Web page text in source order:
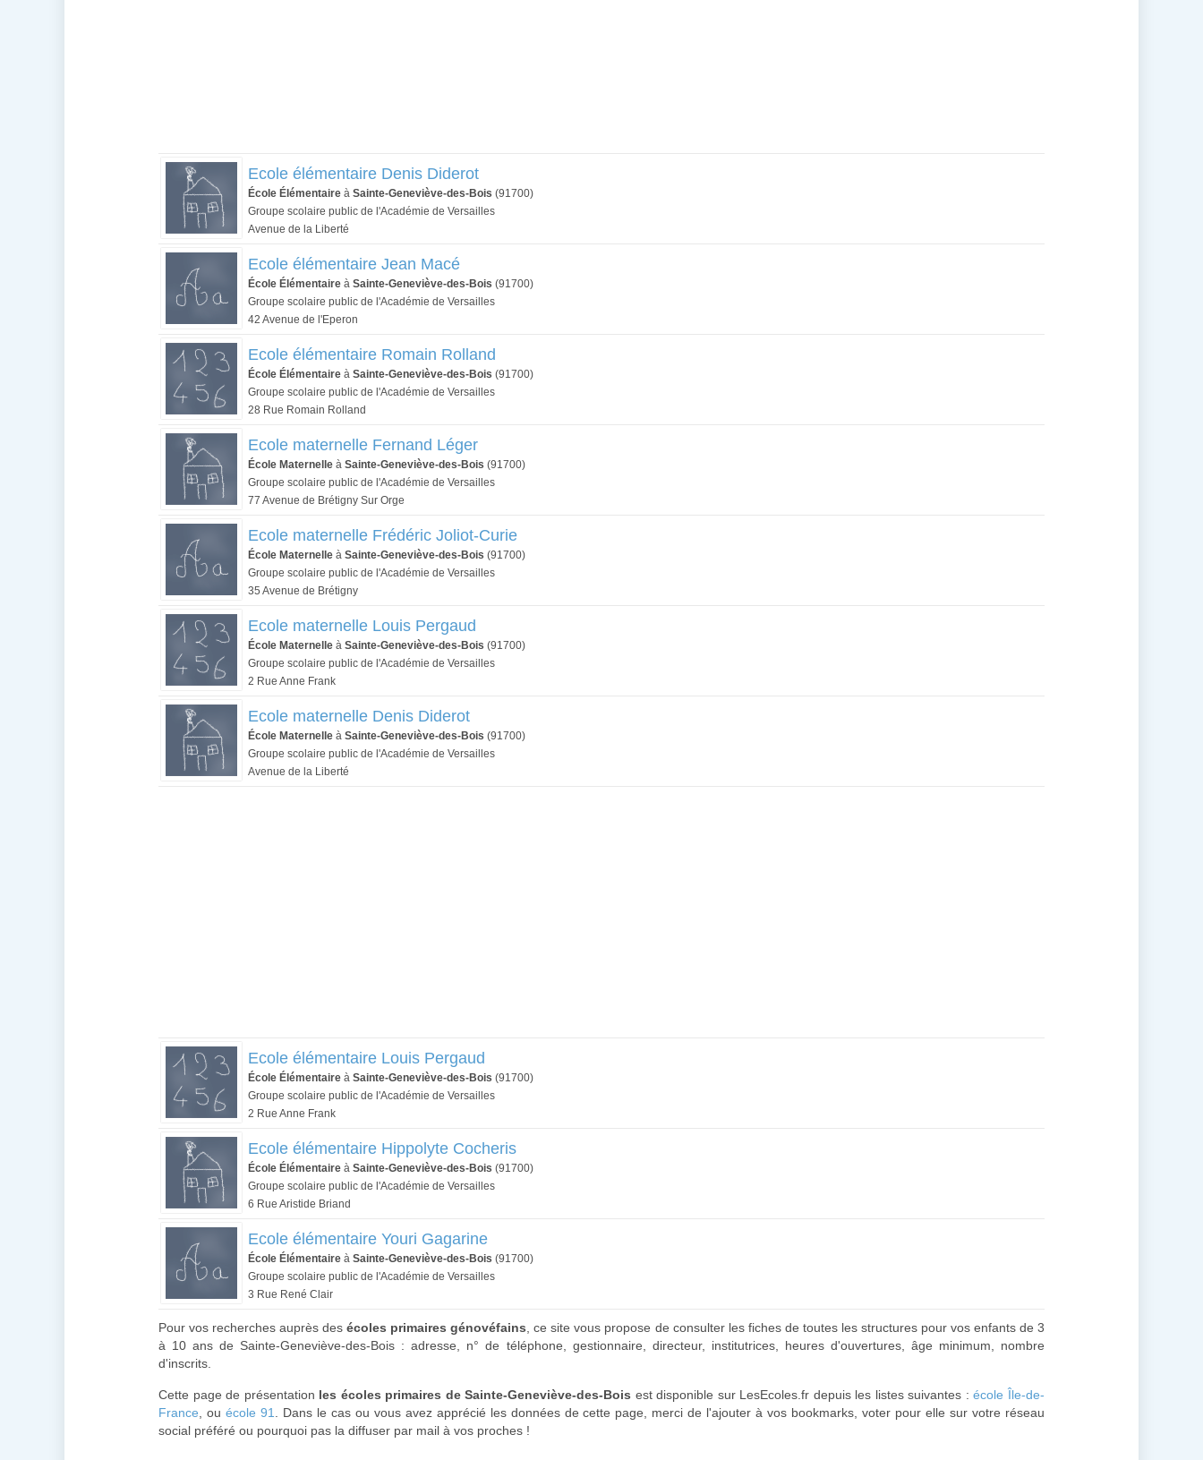
Ecole élémentaire Denis Diderot
École Élémentaire à Sainte-Geneviève-des-Bois (91700)
Groupe scolaire public de l'Académie de Versailles
Avenue de la Liberté
Ecole élémentaire Jean Macé
École Élémentaire à Sainte-Geneviève-des-Bois (91700)
Groupe scolaire public de l'Académie de Versailles
42 Avenue de l'Eperon
Ecole élémentaire Romain Rolland
École Élémentaire à Sainte-Geneviève-des-Bois (91700)
Groupe scolaire public de l'Académie de Versailles
28 Rue Romain Rolland
Ecole maternelle Fernand Léger
École Maternelle à Sainte-Geneviève-des-Bois (91700)
Groupe scolaire public de l'Académie de Versailles
77 Avenue de Brétigny Sur Orge
Ecole maternelle Frédéric Joliot-Curie
École Maternelle à Sainte-Geneviève-des-Bois (91700)
Groupe scolaire public de l'Académie de Versailles
35 Avenue de Brétigny
Ecole maternelle Louis Pergaud
École Maternelle à Sainte-Geneviève-des-Bois (91700)
Groupe scolaire public de l'Académie de Versailles
2 Rue Anne Frank
Ecole maternelle Denis Diderot
École Maternelle à Sainte-Geneviève-des-Bois (91700)
Groupe scolaire public de l'Académie de Versailles
Avenue de la Liberté
Ecole élémentaire Louis Pergaud
École Élémentaire à Sainte-Geneviève-des-Bois (91700)
Groupe scolaire public de l'Académie de Versailles
2 Rue Anne Frank
Ecole élémentaire Hippolyte Cocheris
École Élémentaire à Sainte-Geneviève-des-Bois (91700)
Groupe scolaire public de l'Académie de Versailles
6 Rue Aristide Briand
Ecole élémentaire Youri Gagarine
École Élémentaire à Sainte-Geneviève-des-Bois (91700)
Groupe scolaire public de l'Académie de Versailles
3 Rue René Clair
Pour vos recherches auprès desécoles primaires génovéfains , ce site vous propose de consulter les fiches de toutes les structures pour vos enfants de 3
à 10 ans de Sainte-Geneviève-des-Bois : adresse, n° de téléphone, gestionnaire, directeur, institutrices, heures d'ouvertures, âge minimum, nombre
d'inscrits.
Cette page de présentation les écoles primaires de Sainte-Geneviève-des-Bois est disponible sur LesEcoles.fr depuis les listes suivantes :école Île-de-
France , ou école 91
. Dans le cas ou vous avez apprécié les données de cette page, merci de l'ajouter à vos bookmarks, voter pour elle sur votre réseau
social préféré ou pourquoi pas la diffuser par mail à vos proches !